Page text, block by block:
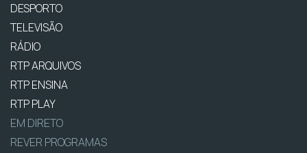
DESPORTO
TELEVISÃO
RÁDIO
RTP ARQUIVOS
RTP ENSINA
RTP PLAY
EM DIRETO
REVER PROGRAMAS